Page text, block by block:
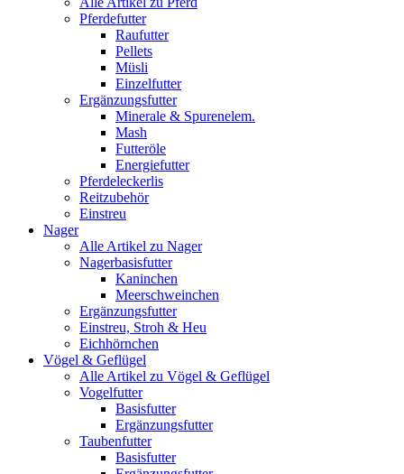
Pferdefutter
Raufutter
Pellets
Müsli
Einzelfutter
Ergänzungsfutter
Minerale & Spurenelem.
Mash
Futteröle
Energiefutter
Pferdeleckerlis
Reitzubehör
Einstreu
Nager
Alle Artikel zu Nager
Nagerbasisfutter
Kaninchen
Meerschweinchen
Ergänzungsfutter
Einstreu, Stroh & Heu
Eichhörnchen
Vögel & Geflügel
Alle Artikel zu Vögel & Geflügel
Vogelfutter
Basisfutter
Ergänzungsfutter
Taubenfutter
Basisfutter